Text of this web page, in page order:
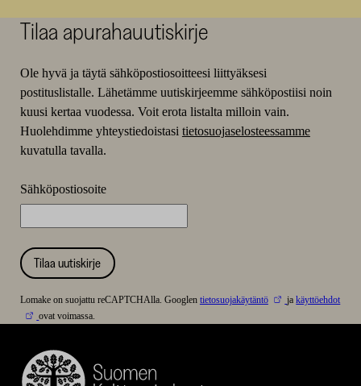
Tilaa apurahauutiskirje
Ole hyvä ja täytä sähköpostiosoitteesi liittyäksesi
postituslistalle. Lähetämme uutiskirjeemme sähköpostiisi noin
kuusi kertaa vuodessa. Voit erota listalta milloin vain.
Huolehdimme yhteystiedoistasi tietosuojaselosteessamme
kuvatulla tavalla.
Sähköpostiosoite
Tilaa uutiskirje
Lomake on suojattu reCAPTCHAlla. Googlen tietosuojakäytäntö jakäyttöehdot
ovat voimassa.